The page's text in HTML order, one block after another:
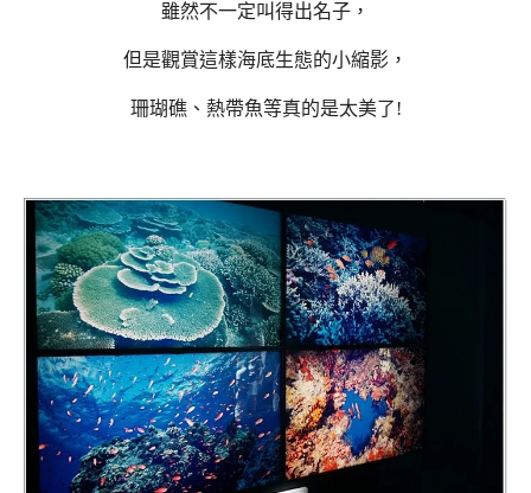
雖然不一定叫得出名子，
但是觀賞這樣海底生態的小縮影，
珊瑚礁、熱帶魚等真的是太美了!